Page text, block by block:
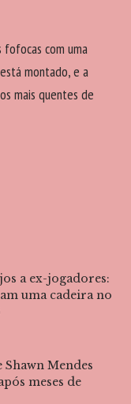
fofocas com uma
montado, e a
mais quentes de
a ex-jogadores:
uma cadeira no
Mendes
meses de